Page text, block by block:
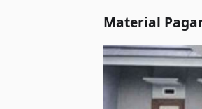
Material